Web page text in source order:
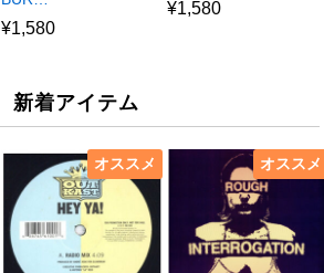
¥1,580
¥1,580
新着アイテム
オススメ オススメ